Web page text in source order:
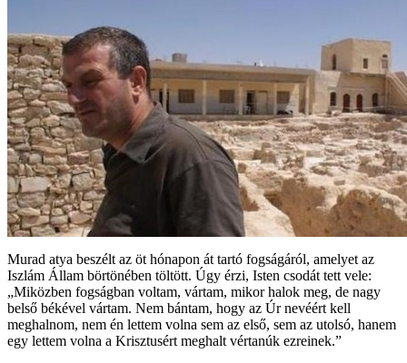
Murad atya beszélt az öt hónapon át tartó fogságáról, amelyet az
Iszlám Állam börtönében töltött. Úgy érzi, Isten csodát tett vele:
„Miközben fogságban voltam, vártam, mikor halok meg, de nagy
belső békével vártam. Nem bántam, hogy az Úr nevéért kell
meghalnom, nem én lettem volna sem az első, sem az utolsó, hanem
egy lettem volna a Krisztusért meghalt vértanúk ezreinek.”